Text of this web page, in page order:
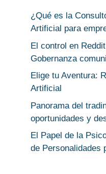
¿Qué es la
Artificial para
El control en
Gobernanza
Elige tu Aventura:
Artificial
Panorama del
oportunidades y
El Papel de la
de Personalidades